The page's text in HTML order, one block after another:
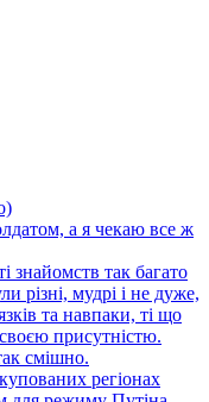
а я чекаю все ж
знайомств так багато
різні, мудрі і не дуже,
та навпаки, ті що
присутністю.
смішно.
регіонах